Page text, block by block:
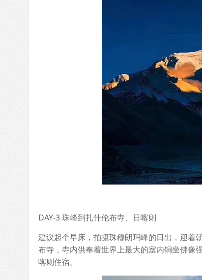
DAY-3 珠峰到扎什伦布寺、日喀则
建议起个早床，拍摄珠穆朗玛峰的日出，迎着
布寺，寺内供奉着世界上最大的室内铜坐佛像
喀则住宿。